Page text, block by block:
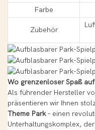
Farbe
Zubehör
Wo grenzenloser Spaß
Als führender Hersteller
präsentieren wir Ihnen
Theme Park– einen
Unterhaltungskomplex,